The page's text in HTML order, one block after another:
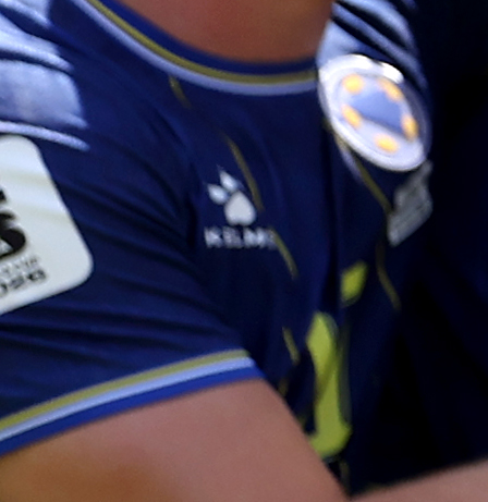
Planirano je da igrači u Zenici odrade pet
odigraju kontrolnu utakmicu.
#Nermin Šabić#Ljetni kamp